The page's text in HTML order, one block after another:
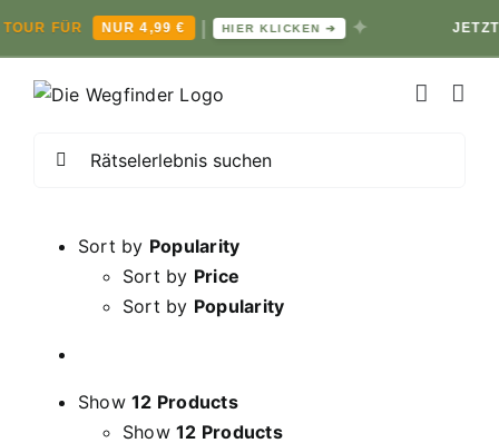
FÜR NUR 4,99 € | HIER KLICKEN ➔ ✦ JETZT
Inhalt
Sort by Popularity
Sort by Price
Sort by Popularity
Show12 Products
Show12 Products